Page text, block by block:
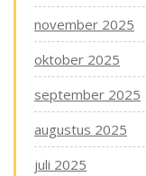
november 2025
oktober 2025
september 2025
augustus 2025
juli 2025